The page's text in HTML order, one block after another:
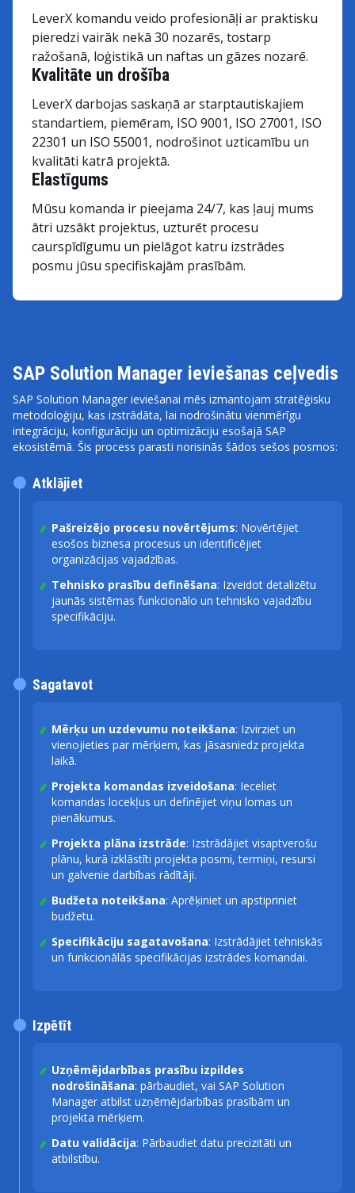
LeverX komandu veido profesionāļi ar praktisku
pieredzi vairāk nekā 30 nozarēs, tostarp
ražošanā, loģistikā un naftas un gāzes nozarē.
Kvalitāte un drošība
LeverX darbojas saskaņā ar starptautiskajiem
standartiem, piemēram, ISO 9001, ISO 27001, ISO
22301 un ISO 55001, nodrošinot uzticamību un
kvalitāti katrā projektā.
Elastīgums
Mūsu komanda ir pieejama 24/7, kas ļauj mums
ātri uzsākt projektus, uzturēt procesu
caurspīdīgumu un pielāgot katru izstrādes
posmu jūsu specifiskajām prasībām.
SAP Solution Manager ieviešanas ceļvedis
SAP Solution Manager ieviešanai mēs izmantojam stratēģisku
metodoloģiju, kas izstrādāta, lai nodrošinātu vienmērīgu
integrāciju, konfigurāciju un optimizāciju esošajā SAP
ekosistēmā. Šis process parasti norisinās šādos sešos posmos:
Pašreizējo procesu novērtējums: Novērtējiet
esošos biznesa procesus un identificējiet
organizācijas vajadzības.
Tehnisko prasību definēšana: Izveidot detalizētu
jaunās sistēmas funkcionālo un tehnisko vajadzību
specifikāciju.
Atklājiet
Mērķu un uzdevumu noteikšana: Izvirziet un
vienojieties par mērķiem, kas jāsasniedz projekta
laikā.
Projekta komandas izveidošana: Ieceliet
komandas locekļus un definējiet viņu lomas un
pienākumus.
Projekta plāna izstrāde: Izstrādājiet visaptverošu
plānu, kurā izklāstīti projekta posmi, termiņi, resursi
un galvenie darbības rādītāji.
Budžeta noteikšana: Aprēķiniet un apstipriniet
budžetu.
Specifikāciju sagatavošana: Izstrādājiet tehniskās
un funkcionālās specifikācijas izstrādes komandai.
Sagatavot
Uzņēmējdarbības prasību izpildes
nodrošināšana: pārbaudiet, vai SAP Solution
Manager atbilst uzņēmējdarbības prasībām un
projekta mērķiem.
Datu validācija: Pārbaudiet datu precizitāti un
atbilstību.
Izpētīt